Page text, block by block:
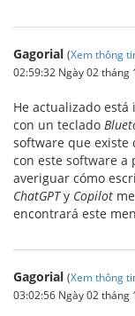
Gagorial (Xem thông
02:59:32 Ngày 02 tháng
He actualizado
con un teclado
software que existe
con este software a
averiguar cómo
ChatGPTy Copilot
encontrará este
Gagorial (Xem thông
03:02:56 Ngày 02 tháng